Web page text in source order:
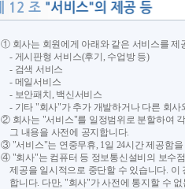
① 회사는 회원에게 아래와 같은 서비스를 제
- 게시판형 서비스(후기, 수업방 등)
- 검색 서비스
- 메일서비스
- 보안패치, 백신서비스
- 기타 "회사"가 추가 개발하거나 다른 회사
② 회사는 "서비스"를 일정범위로 분할하여
그 내용을 사전에 공지합니다.
③ "서비스"는 연중무휴, 1일 24시간 제공함을
④ "회사"는 컴퓨터 등 정보통신설비의 보수
제공을 일시적으로 중단할 수 있습니다. 이
합니다. 다만, "회사"가 사전에 통지할 수